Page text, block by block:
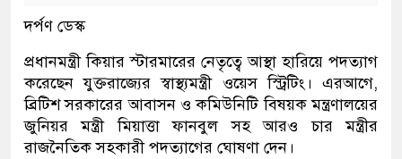
দর্পণ ডেস্ক
প্রধানমন্ত্রী কিয়ার স্টারমারের নেতৃত্বে আস্থা হারিয়ে পদত্যাগ
করেছেন যুক্তরাজ্যের স্বাস্থ্যমন্ত্রী ওয়েস স্ট্রিটিং। এরআগে,
ব্রিটিশ সরকারের আবাসন ও কমিউনিটি বিষয়ক মন্ত্রণালয়ের
জুনিয়র মন্ত্রী মিয়াত্তা ফানবুল সহ আরও চার মন্ত্রীর
রাজনৈতিক সহকারী পদত্যাগের ঘোষণা দেন।